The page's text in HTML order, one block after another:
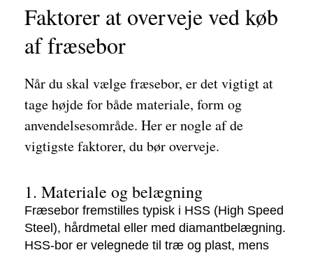
Faktorer at overveje ved køb
af fræsebor
Når du skal vælge fræsebor, er det vigtigt at
tage højde for både materiale, form og
anvendelsesområde. Her er nogle af de
vigtigste faktorer, du bør overveje.
1. Materiale og belægning
Fræsebor fremstilles typisk i HSS (High Speed
Steel), hårdmetal eller med diamantbelægning.
HSS-bor er velegnede til træ og plast, mens